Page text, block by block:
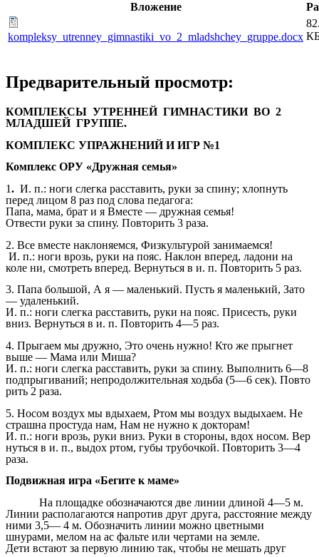
Вложение
kompleksy_utrenney_gimnastiki_vo_2_mladshchey_gruppe.docx
Предварительный просмотр:
КОМПЛЕКСЫ УТРЕННЕЙ ГИМНАСТИКИ ВО 2
МЛАДШЕЙ ГРУППЕ.
КОМПЛЕКС УПРАЖНЕНИЙ И ИГР №1
Комплекс ОРУ «Дружная семья»
1. И. п.: ноги слегка расставить, руки за спину; хлопнуть
перед лицом 8 раз под слова педагога:
Папа, мама, брат и я Вместе — дружная семья!
Отвести руки за спину. Повторить 3 раза.
2. Все вместе наклоняемся, Физкультурой занимаемся!
И. п.: ноги врозь, руки на пояс. Наклон вперед, ладони на
коле ни, смотреть вперед. Вернуться в и. п. Повторить 5 раз.
3. Папа большой, А я — маленький. Пусть я маленький, Зато
— удаленький.
И. п.: ноги слегка расставить, руки на пояс. Присесть, руки
вниз. Вернуться в и. п. Повторить 4—5 раз.
4. Прыгаем мы дружно, Это очень нужно! Кто же прыгнет
выше — Мама или Миша?
И. п.: ноги слегка расставить, руки за спину. Выполнить 6—8
подпрыгиваний; непродолжительная ходьба (5—6 сек). Повто
рить 2 раза.
5. Носом воздух мы вдыхаем, Ртом мы воздух выдыхаем. Не
страшна простуда нам, Нам не нужно к докторам!
И. п.: ноги врозь, руки вниз. Руки в стороны, вдох носом. Вер
нуться в и. п., выдох ртом, губы трубочкой. Повторить 3—4
раза.
Подвижная игра «Бегите к маме»
На площадке обозначаются две линии длиной 4—5 м.
Линии располагаются напротив друг друга, расстояние между
ними 3,5— 4 м. Обозначить линии можно цветными
шнурами, мелом на ас фальте или чертами на земле.
Дети встают за первую линию так, чтобы не мешать друг